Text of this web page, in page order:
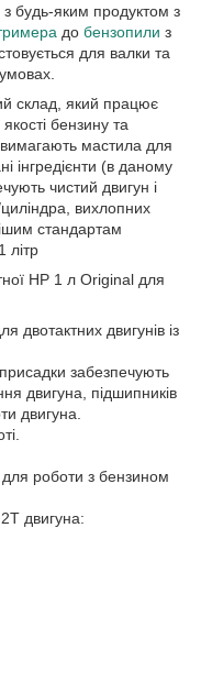
з будь-яким продуктом з
до бензопили з
для валки та
склад, який працює
бензину та
мастила для
інгредієнти (в даному
чистий двигун і
вихлопних
стандартам
літр
HP 1 л Original для
двотактних двигунів із
забезпечують
двигуна, підшипників
двигуна.
роботи з бензином
двигуна: